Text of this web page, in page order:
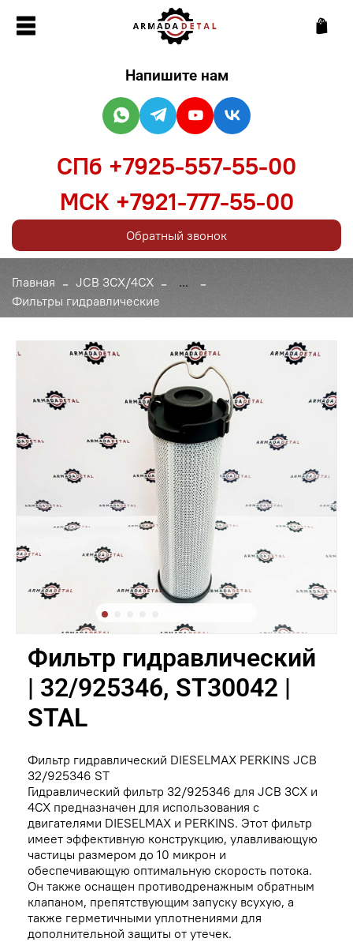
Главная JCB 3CX/4CX
...
Фильтры гидравлические
Фильтр гидравлический
| 32/925346, ST30042 |
STAL
Фильтр гидравлический DIESELMAX PERKINS JCB
32/925346 ST
Гидравлический фильтр 32/925346 для JCB 3CX и
4CX предназначен для использования с
двигателями DIESELMAX и PERKINS. Этот фильтр
имеет эффективную конструкцию, улавливающую
частицы размером до 10 микрон и
обеспечивающую оптимальную скорость потока.
Он также оснащен противодренажным обратным
клапаном, препятствующим запуску всухую, а
также герметичными уплотнениями для
дополнительной защиты от утечек.
Напишите нам
СПб +7925-557-55-00
МСК +7921-777-55-00
Обратный звонок